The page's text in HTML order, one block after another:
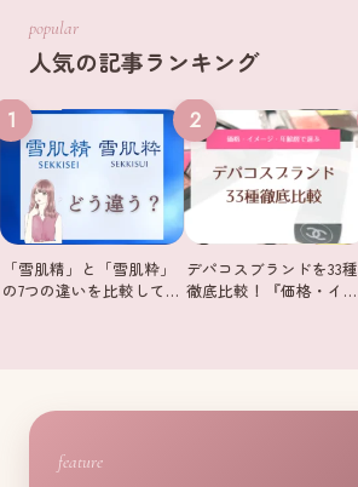
popular
人気の記事ランキング
1
「雪肌精」と「雪肌粋」
の7つの違いを比較して…
2
デパコスブランドを33種
徹底比較！『価格・イ…
feature